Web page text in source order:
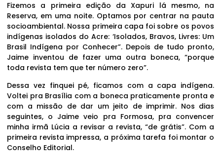
Fizemos a primeira edição da Xapuri lá mesmo, na
Reserva, em uma noite. Optamos por centrar na pauta
socioambiental. Nossa primeira capa foi sobre os povos
indígenas isolados do Acre: ‘Isolados, Bravos, Livres: Um
Brasil Indígena por Conhecer”. Depois de tudo pronto,
Jaime inventou de fazer uma outra boneca, “porque
toda revista tem que ter número zero”.
Dessa vez finquei pé, ficamos com a capa indígena.
Voltei pra Brasília com a boneca praticamente pronta e
com a missão de dar um jeito de imprimir. Nos dias
seguintes, o Jaime veio pra Formosa, pra convencer
minha irmã Lúcia a revisar a revista, “de grátis”. Com a
primeira revista impressa, a próxima tarefa foi montar o
Conselho Editorial.